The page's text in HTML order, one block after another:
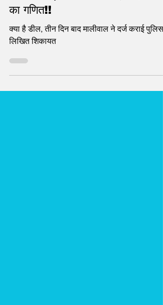
सवाल थप्पड़ सा लगा! जानिए अंदरखाने
का गणित!!
क्या है डील, तीन दिन बाद मालीवाल ने दर्ज कराई पुलिस